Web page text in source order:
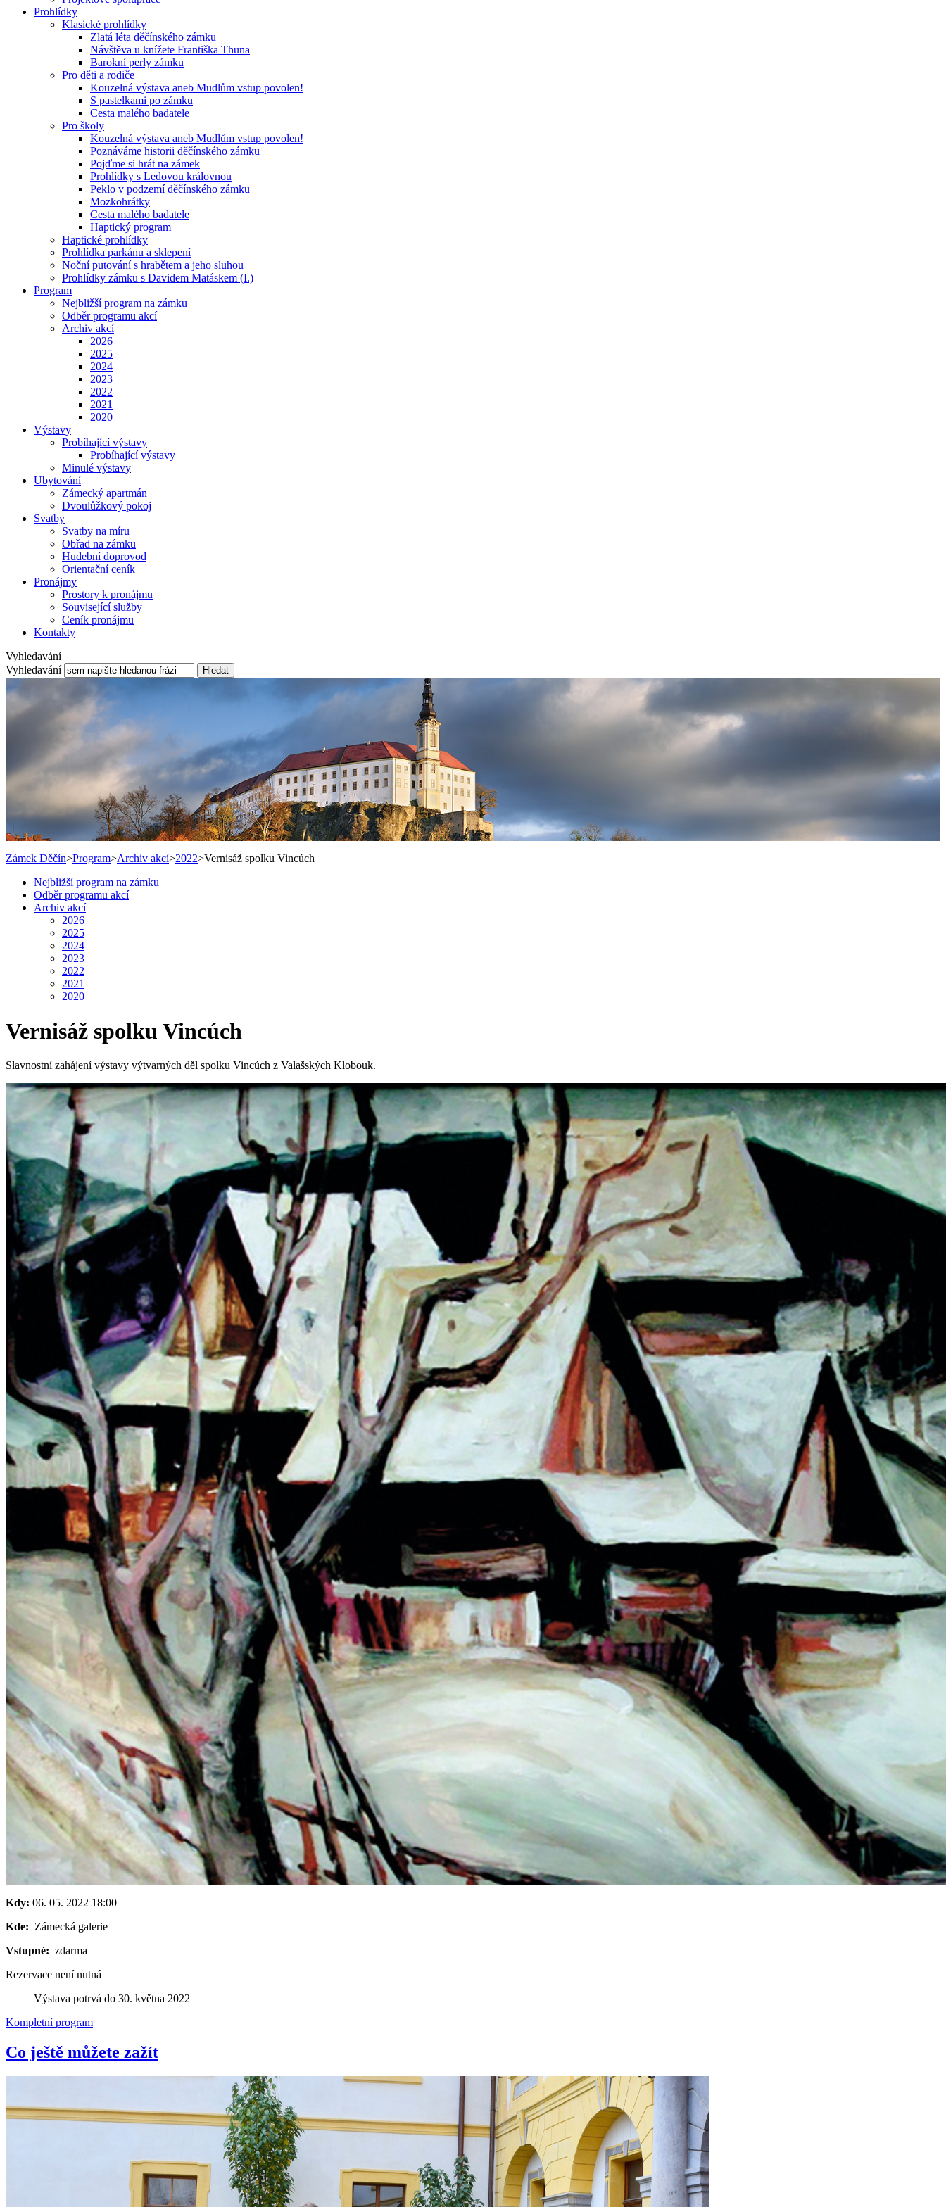
Prohlídky
Klasické prohlídky
Zlatá léta děčínského zámku
Návštěva u knížete Františka Thuna
Barokní perly zámku
Pro děti a rodiče
Kouzelná výstava aneb Mudlům vstup povolen!
S pastelkami po zámku
Cesta malého badatele
Pro školy
Kouzelná výstava aneb Mudlům vstup povolen!
Poznáváme historii děčínského zámku
Pojďme si hrát na zámek
Prohlídky s Ledovou královnou
Peklo v podzemí děčínského zámku
Mozkohrátky
Cesta malého badatele
Haptický program
Haptické prohlídky
Prohlídka parkánu a sklepení
Noční putování s hrabětem a jeho sluhou
Prohlídky zámku s Davidem Matáskem (I.)
Program
Nejbližší program na zámku
Odběr programu akcí
Archiv akcí
2026
2025
2024
2023
2022
2021
2020
Výstavy
Probíhající výstavy
Probíhající výstavy
Minulé výstavy
Ubytování
Zámecký apartmán
Dvoulůžkový pokoj
Svatby
Svatby na míru
Obřad na zámku
Hudební doprovod
Orientační ceník
Pronájmy
Prostory k pronájmu
Související služby
Ceník pronájmu
Kontakty
Vyhledavání
Vyhledavání
Hledat
Zámek Děčín>Program>Archiv akcí>2022>Vernisáž spolku Vincúch
Nejbližší program na zámku
Odběr programu akcí
Archiv akcí
2026
2025
2024
2023
2022
2021
2020
Vernisáž spolku Vincúch
Slavnostní zahájení výstavy výtvarných děl spolku Vincúch z Valašských Klobouk.
Kdy: 06. 05. 2022 18:00
Kde: Zámecká galerie
Vstupné: zdarma
Rezervace není nutná
Výstava potrvá do 30. května 2022
Kompletní program
Co ještě můžete zažít